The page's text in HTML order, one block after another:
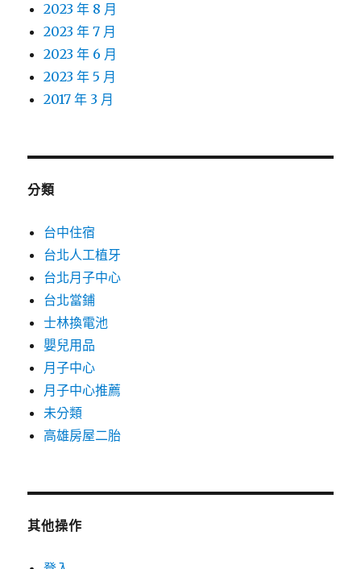
2023 年 8 月
2023 年 7 月
2023 年 6 月
2023 年 5 月
2017 年 3 月
分類
台中住宿
台北人工植牙
台北月子中心
台北當鋪
士林換電池
嬰兒用品
月子中心
月子中心推薦
未分類
高雄房屋二胎
其他操作